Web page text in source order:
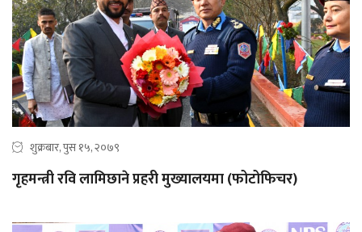
शुक्रबार, पुस १५, २०७९
गृहमन्त्री रवि लामिछाने प्रहरी मुख्यालयमा (फोटोफिचर)